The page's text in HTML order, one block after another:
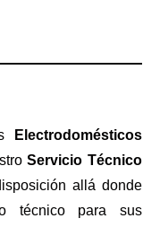
Electrodomésticos
Servicio Técnico
allá donde
técnico para sus